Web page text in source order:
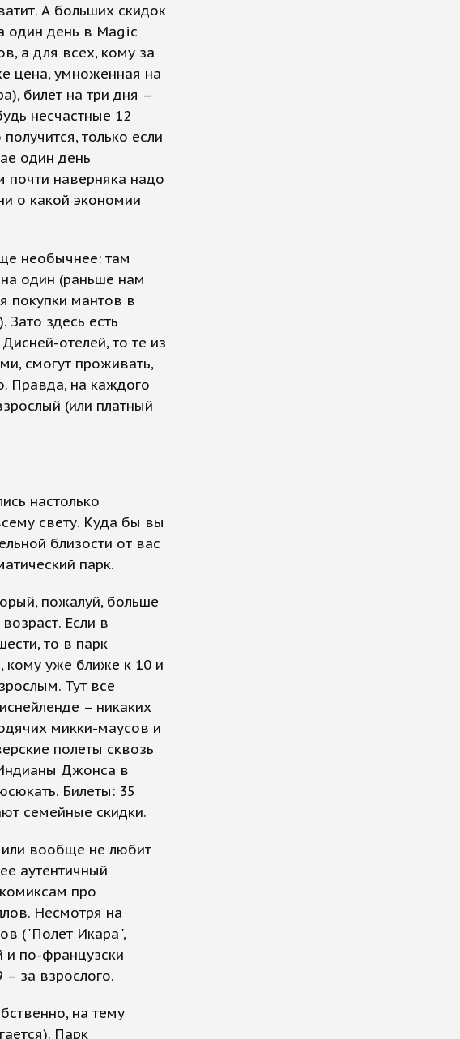
А больших скидок
один день в Magic
а для всех, кому за
цена, умноженная на
билет на три дня –
несчастные 12
только если
один день
почти наверняка надо
о какой экономии
необычнее: там
один (раньше нам
покупки мантов в
Зато здесь есть
отелей, то те из
смогут проживать,
Правда, на каждого
(или платный
настолько
свету. Куда бы вы
близости от вас
парк.
пожалуй, больше
Если в
то в парк
кому уже ближе к 10 и
Тут все
– никаких
микки-маусов и
полеты сквозь
Джонса в
Билеты: 35
семейные скидки.
вообще не любит
аутентичный
про
Несмотря на
("Полет Икара",
и по-французски
за взрослого.
на тему
Парк